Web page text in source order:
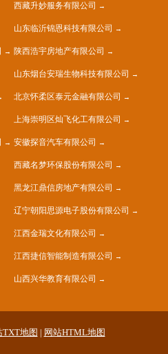
西藏升妙服务有限公司
山东临沂锦恩科技有限公司
陕西浩宇房地产有限公司
山东烟台安瑞生物科技有限公司
北京怀柔区泰元金融有限公司
上海崇明区灿飞化工有限公司
安徽探音汽车有限公司
西藏名梦环保股份有限公司
黑龙江鼎信房地产有限公司
辽宁朝阳思源电子股份有限公司
江西金瑞文化有限公司
江西捷信智能制造有限公司
山西兴华教育有限公司
TXT地图 | 网站HTML地图